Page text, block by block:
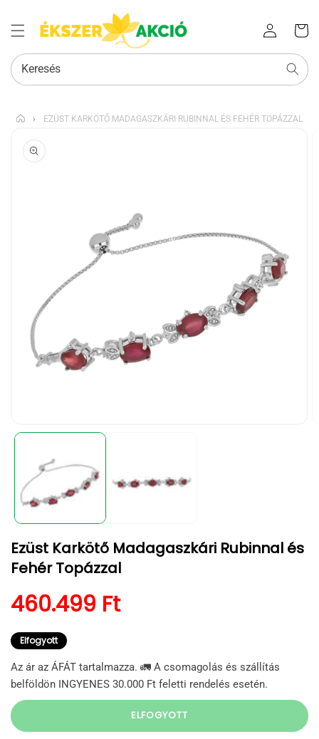
Bejelentkezés
kosara
Keresés
› EZÜST KARKÖTŐ MADAGASZKÁRI RUBINNAL ÉS FEHÉR TOPÁZZAL
UGRÁS A
TERMÉKADATOKRA
médiafájl
modális
párbeszédpanelen
Ezüst Karkötő Madagaszkári Rubinnal és
Fehér Topázzal
Normál ár
460.499 Ft
Elfogyott
Az ár az ÁFÁT tartalmazza. 🚛 A csomagolás és szállítás
belföldön INGYENES 30.000 Ft feletti rendelés esetén.
ELFOGYOTT